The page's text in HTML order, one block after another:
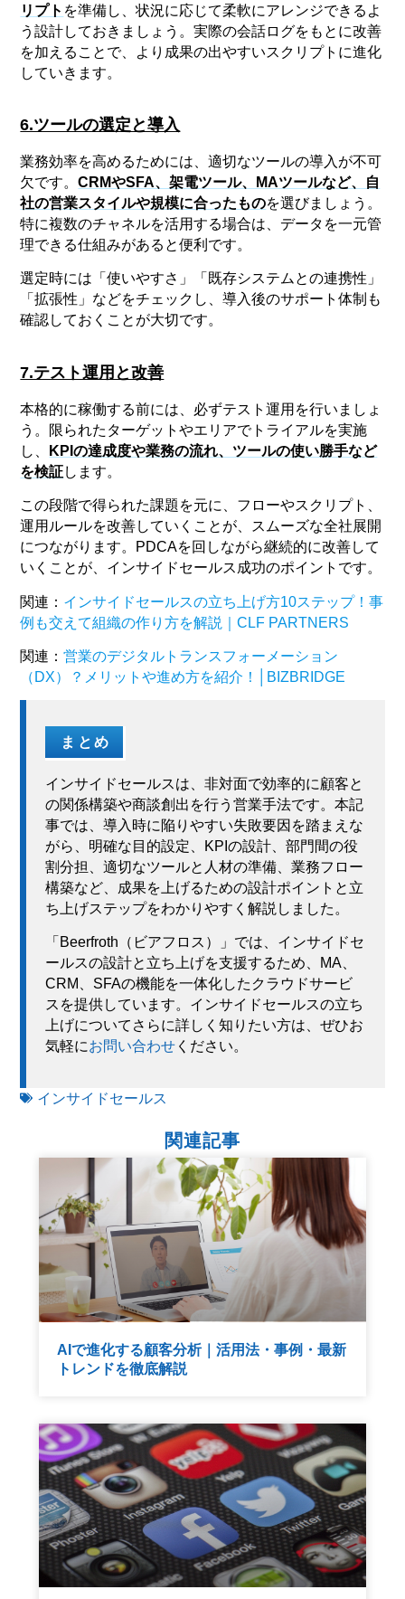
リプト を準備し、状況に応じて柔軟にアレンジできるよ
う設計しておきましょう。実際の会話ログをもとに改善
を加えることで、より成果の出やすいスクリプトに進化
していきます。
6.ツールの選定と導入
業務効率を高めるためには、適切なツールの導入が不可
欠です。CRMやSFA、架電ツール、MAツールなど、自
社の営業スタイルや規模に合ったものを選びましょう。
特に複数のチャネルを活用する場合は、データを一元管
理できる仕組みがあると便利です。
選定時には「使いやすさ」「既存システムとの連携性」
「拡張性」などをチェックし、導入後のサポート体制も
確認しておくことが大切です。
7.テスト運用と改善
本格的に稼働する前には、必ずテスト運用を行いましょ
う。限られたターゲットやエリアでトライアルを実施
し、
KPIの達成度や業務の流れ、ツールの使い勝手など
を検証します。
この段階で得られた課題を元に、フローやスクリプト、
運用ルールを改善していくことが、スムーズな全社展開
につながります。PDCAを回しながら継続的に改善して
いくことが、インサイドセールス成功のポイントです。
関連： インサイドセールスの立ち上げ方10ステップ！事
例も交えて組織の作り方を解説｜CLF PARTNERS
関連：営業のデジタルトランスフォーメーション
（DX）？メリットや進め方を紹介！
BIZBRIDGE
まとめ
インサイドセールスは、非対面で効率的に顧客と
の関係構築や商談創出を行う営業手法です。本記
事では、導入時に陥りやすい失敗要因を踏まえな
がら、明確な目的設定、KPIの設計、部門間の役
割分担、適切なツールと人材の準備、業務フロー
構築など、成果を上げるための設計ポイントと立
ち上げステップをわかりやすく解説しました。
「Beerfroth（ビアフロス）」では、インサイドセ
ールスの設計と立ち上げを支援するため、MA、
CRM、SFAの機能を一体化したクラウドサービ
スを提供しています。インサイドセールスの立ち
上げについてさらに詳しく知りたい方は、ぜひお
気軽にお問い合わせください。
インサイドセールス
関連記事
AIで進化する顧客分析｜活用法・事例・最新
トレンドを徹底解説